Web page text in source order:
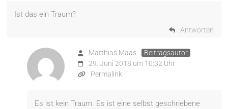
Ist das ein Traum?
Antworten
Matthias Maas
Beitragsautor
29. Juni 2018 um 10:32 Uhr
Permalink
Es ist kein Traum. Es ist eine selbst geschriebene